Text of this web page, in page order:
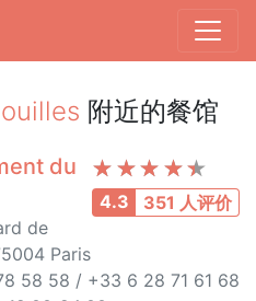
附近的餐馆
4.3 351 人评价
du
de
Paris
58 58 / +33 6 28 71 61 68